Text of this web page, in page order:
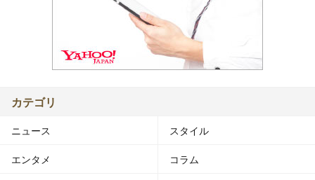
カテゴリ
ニュース スタイル
エンタメ コラム